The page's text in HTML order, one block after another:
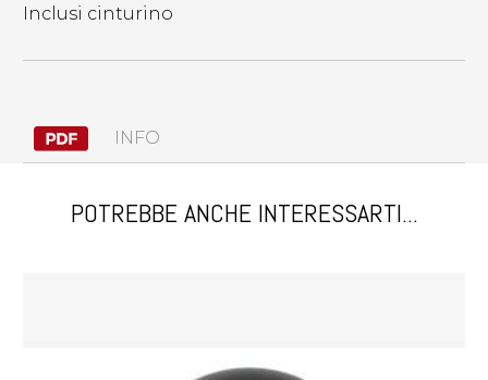
Inclusi cinturino
INFO
POTREBBE ANCHE INTERESSARTI...